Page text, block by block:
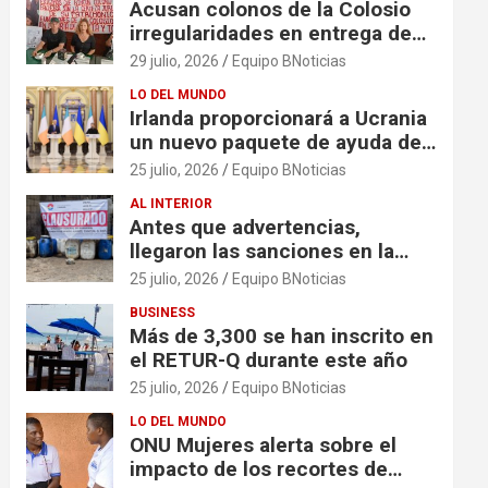
Acusan colonos de la Colosio
irregularidades en entrega de
escrituras
29 julio, 2026 Equipo BNoticias
LO DEL MUNDO
Irlanda proporcionará a Ucrania
un nuevo paquete de ayuda de
125 millones de euros
25 julio, 2026 Equipo BNoticias
AL INTERIOR
Antes que advertencias,
llegaron las sanciones en la
colonia El Milagro
25 julio, 2026 Equipo BNoticias
BUSINESS
Más de 3,300 se han inscrito en
el RETUR-Q durante este año
25 julio, 2026 Equipo BNoticias
LO DEL MUNDO
ONU Mujeres alerta sobre el
impacto de los recortes de